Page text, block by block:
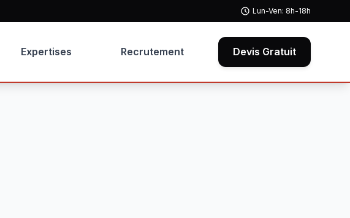
Lun-Ven: 8h-18h
Expertises Recrutement Devis Gratuit